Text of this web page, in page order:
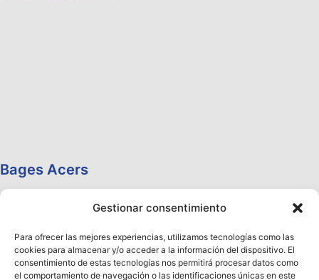
Gestionar consentimiento
Para ofrecer las mejores experiencias, utilizamos tecnologías como las
cookies para almacenar y/o acceder a la información del dispositivo. El
consentimiento de estas tecnologías nos permitirá procesar datos como
el comportamiento de navegación o las identificaciones únicas en este
Bages Acers